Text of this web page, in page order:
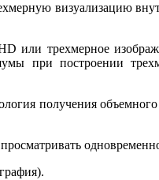
визуализацию
при построении
объемного
одновременно